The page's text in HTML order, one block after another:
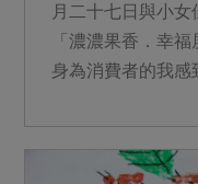
月二十七日與小
「濃濃果香．幸
身為消費者的我